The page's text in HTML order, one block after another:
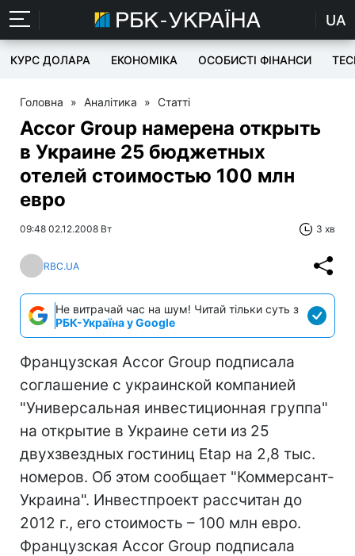
UA
КУРС ДОЛАРА ЕКОНОМІКА ОСОБИСТІ ФІНАНСИ
Головна » Аналітика » Статті
Accor Group намерена открыть
в Украине 25 бюджетных
отелей стоимостью 100 млн
евро
09:48 02.12.2008 Вт 3 хв
RBC.UA
Не витрачай час на шум! Читай тільки суть з
РБК-Україна у Google
Французская Accor Group подписала
соглашение с украинской компанией
"Универсальная инвестиционная группа"
на открытие в Украине сети из 25
двухзвездных гостиниц Etap на 2,8 тыс.
номеров. Об этом сообщает "Коммерсант-
Украина". Инвестпроект рассчитан до
2012 г., его стоимость – 100 млн евро.
Французская Accor Group подписала